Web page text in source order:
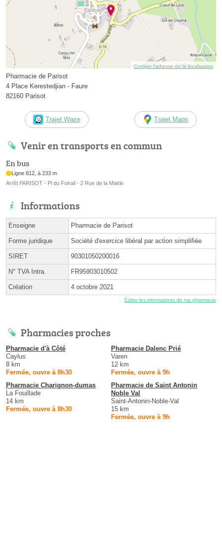
Corriger l’adresse ou la localisation
Pharmacie de Parisot
4 Place Kerestedjian - Faure
82160 Parisot
Trajet Waze Trajet Maps
Venir en transports en commun
En bus
Ligne 812, à 233 m
Arrêt PARISOT - Pl du Foirail - 2 Rue de la Mairie
Informations
Enseigne Pharmacie de Parisot
Forme juridique Société d'exercice libéral par action simplifiée
SIRET 90301050200016
N° TVA Intra. FR95903010502
Création 4 octobre 2021
Éditer les informations de ma pharmacie
Pharmacies proches
Pharmacie d'à Côté
Caylus
8 km
Fermée, ouvre à 8h30
Pharmacie Dalenc Prié
Varen
12 km
Fermée, ouvre à 9h
Pharmacie Charignon-dumas
La Fouillade
14 km
Fermée, ouvre à 8h30
Pharmacie de Saint Antonin
Noble Val
Saint-Antonin-Noble-Val
15 km
Fermée, ouvre à 9h